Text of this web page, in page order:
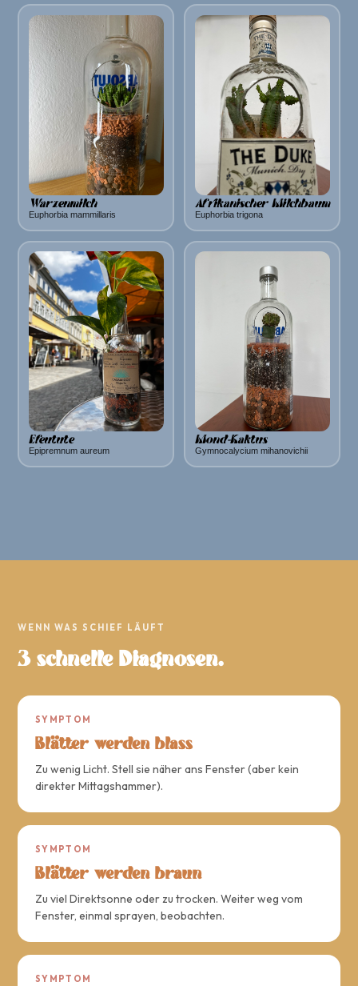
Warzenmilch
Euphorbia mammillaris
Afrikanischer Milchbaum
Euphorbia trigona
Efeutute
Epipremnum aureum
Mond-Kaktus
Gymnocalycium mihanovichii
WENN WAS SCHIEF LÄUFT
3 schnelle Diagnosen.
SYMPTOM
Blätter werden blass
Zu wenig Licht. Stell sie näher ans Fenster (aber kein
direkter Mittagshammer).
SYMPTOM
Blätter werden braun
Zu viel Direktsonne oder zu trocken. Weiter weg vom
Fenster, einmal sprayen, beobachten.
SYMPTOM